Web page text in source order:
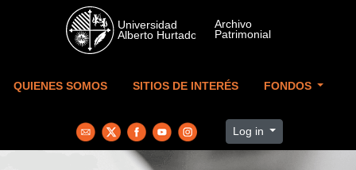
Skip to main content
QUIENES SOMOS SITIOS DE INTERÉS FONDOS
Log in